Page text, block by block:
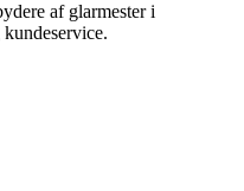
af glarmester i